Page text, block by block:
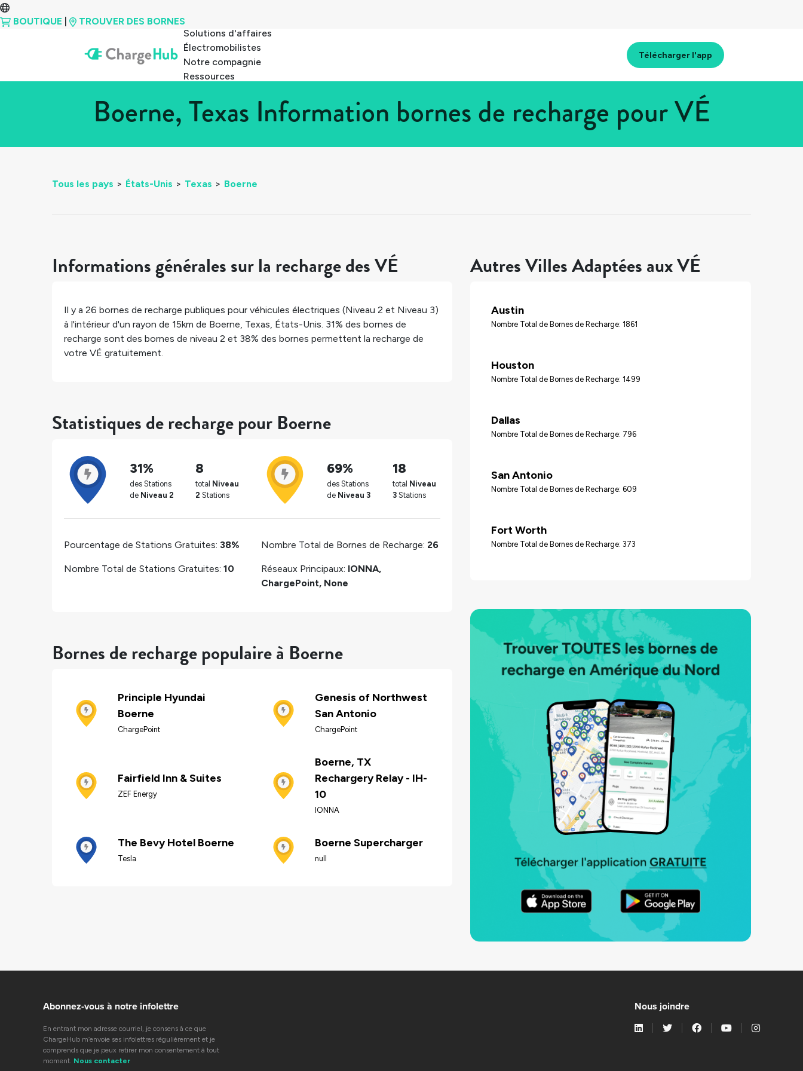
BOUTIQUE
TROUVER DES BORNES
Solutions d'affaires
Électromobilistes
Notre compagnie
Ressources
Télécharger l'app
Boerne, Texas Information bornes de recharge pour VÉ
Tous les pays > États-Unis > Texas > Boerne
Informations générales sur la recharge des VÉ
Il y a 26 bornes de recharge publiques pour véhicules électriques (Niveau 2 et Niveau 3)
à l'intérieur d'un rayon de 15km de Boerne, Texas, États-Unis. 31% des bornes de
recharge sont des bornes de niveau 2 et 38% des bornes permettent la recharge de
votre VÉ gratuitement.
Statistiques de recharge pour Boerne
31%
des Stations
de Niveau 2
8
total Niveau
2 Stations
69%
des Stations
de Niveau 3
18
total Niveau
3 Stations
Pourcentage de Stations Gratuites: 38%
Nombre Total de Stations Gratuites: 10
Nombre Total de Bornes de Recharge: 26
Réseaux Principaux: IONNA,
ChargePoint, None
Bornes de recharge populaire à Boerne
Principle Hyundai
Boerne
ChargePoint
Genesis of Northwest
San Antonio
ChargePoint
Fairfield Inn & Suites
ZEF Energy
Boerne, TX
Rechargery Relay - IH-
10
IONNA
The Bevy Hotel Boerne
Tesla
Boerne Supercharger
null
Autres Villes Adaptées aux VÉ
Austin
Nombre Total de Bornes de Recharge: 1861
Houston
Nombre Total de Bornes de Recharge: 1499
Dallas
Nombre Total de Bornes de Recharge: 796
San Antonio
Nombre Total de Bornes de Recharge: 609
Fort Worth
Nombre Total de Bornes de Recharge: 373
Abonnez-vous à notre infolettre
En entrant mon adresse courriel, je consens à ce que
ChargeHub m’envoie ses infolettres régulièrement et je
comprends que je peux retirer mon consentement à tout
moment. Nous contacter
Nous joindre